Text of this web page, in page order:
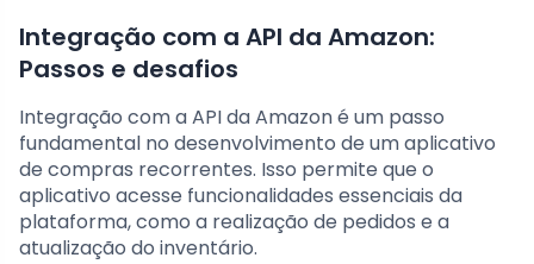
Integração com a API da Amazon:
Passos e desafios
Integração com a API da Amazon é um passo
fundamental no desenvolvimento de um aplicativo
de compras recorrentes. Isso permite que o
aplicativo acesse funcionalidades essenciais da
plataforma, como a realização de pedidos e a
atualização do inventário.